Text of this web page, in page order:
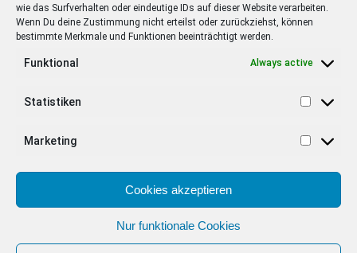
wie das Surfverhalten oder eindeutige IDs auf dieser Website verarbeiten.
Wenn Du deine Zustimmung nicht erteilst oder zurückziehst, können
bestimmte Merkmale und Funktionen beeinträchtigt werden.
Funktional Always active
Statistiken
Marketing
Cookies akzeptieren
Nur funktionale Cookies
STARS 4 years ago
Barbara Schöneberger Moderatorin
von “Verstehen Sie Spaß?”